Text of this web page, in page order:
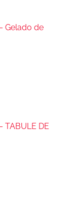
Gelado de
TABULE DE